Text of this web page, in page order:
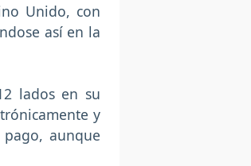
Unido, con
así en la
lados en su
y
aunque